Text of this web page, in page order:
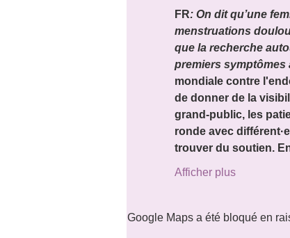
FR: On dit qu’une
menstruations
que la recherche
premiers symptômes
mondiale contre
de donner de la
grand-public, les
ronde avec
trouver du soutien.
Afficher plus
Google Maps a été bloqué en